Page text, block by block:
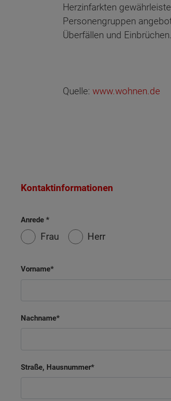
Herzinfarkten
Personengruppen
Überfällen und Einbrüchen.
Quelle: www.wohnen.de
Kontaktinformationen
Anrede
Frau Herr
Vorname
Nachname
Straße, Hausnummer